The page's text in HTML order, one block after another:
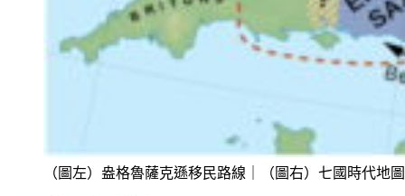
（圖左）盎格魯薩克遜移民路線｜（圖右）七國時代地圖